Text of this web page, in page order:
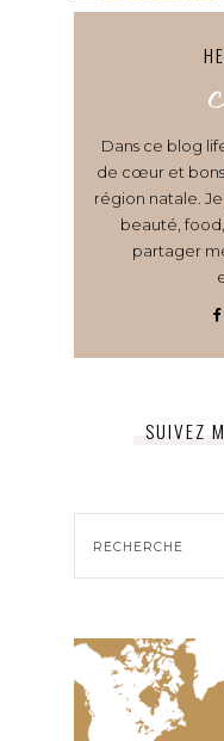
Dans ce blog
de cœur et bons
région natale.
beauté,
partager
SUIVEZ